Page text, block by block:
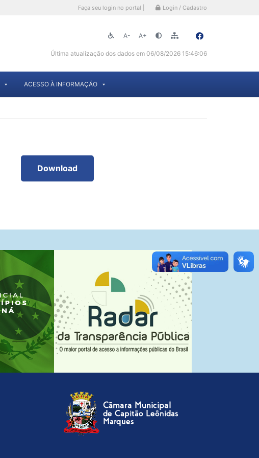
Faça seu login no portal | Login / Cadastro
A- A+
Última atualização dos dados em 06/08/2026 15:46:06
ACESSO À INFORMAÇÃO
Download